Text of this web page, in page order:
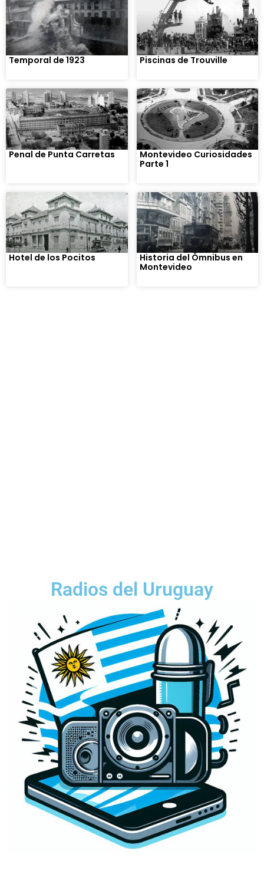
Temporal de 1923 Piscinas de Trouville
Penal de Punta Carretas
Montevideo Curiosidades
Parte 1
Hotel de los Pocitos
Historia del Ómnibus en
Montevideo
Radios del Uruguay